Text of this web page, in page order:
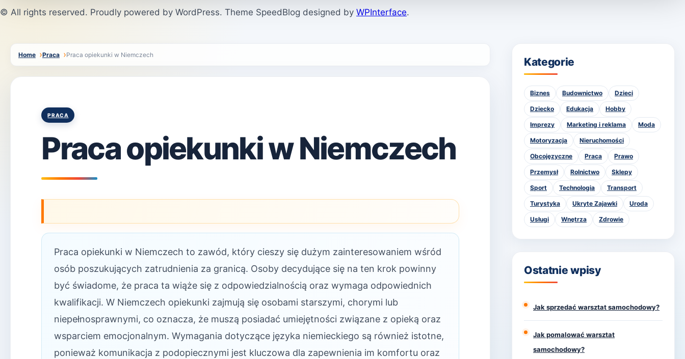
© All rights reserved. Proudly powered by WordPress. Theme SpeedBlog designed by WPInterface.
Home Praca Praca opiekunki w Niemczech
Posted
PRACA
Praca opiekunki w Niemczech
Praca opiekunki w Niemczech to zawód, który cieszy się dużym zainteresowaniem wśród
osób poszukujących zatrudnienia za granicą. Osoby decydujące się na ten krok powinny
być świadome, że praca ta wiąże się z odpowiedzialnością oraz wymaga odpowiednich
kwalifikacji. W Niemczech opiekunki zajmują się osobami starszymi, chorymi lub
niepełnosprawnymi, co oznacza, że muszą posiadać umiejętności związane z opieką oraz
wsparciem emocjonalnym. Wymagania dotyczące języka niemieckiego są również istotne,
ponieważ komunikacja z podopiecznymi jest kluczowa dla zapewnienia im komfortu oraz
Kategorie
Biznes Budownictwo Dzieci
Dziecko Edukacja Hobby
Imprezy Marketing i reklama Moda
Motoryzacja Nieruchomości
Obcojęzyczne Praca Prawo
Przemysł Rolnictwo Sklepy
Sport Technologia Transport
Turystyka Ukryte Zajawki Uroda
Usługi Wnętrza Zdrowie
Ostatnie wpisy
Jak sprzedać warsztat samochodowy?
Jak pomalować warsztat
samochodowy?